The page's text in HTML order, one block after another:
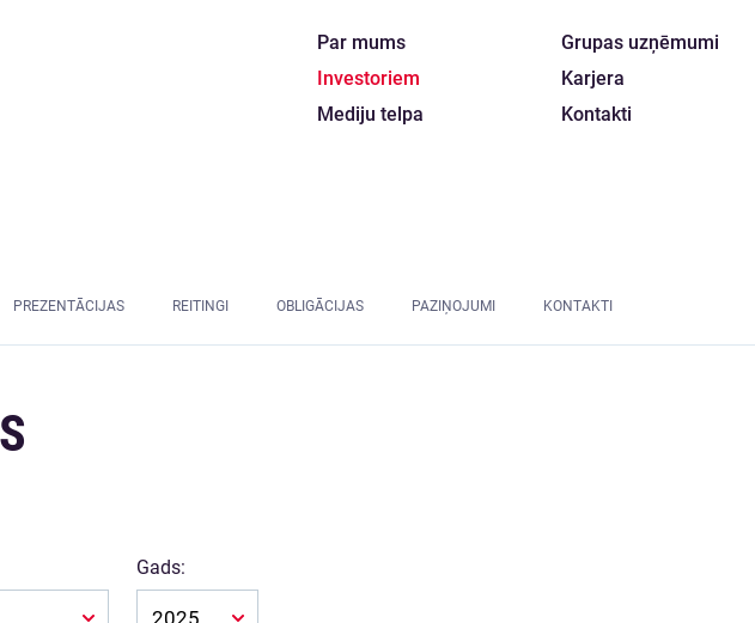
Par mums
Investoriem
Mediju telpa
Grupas uzņēmumi
Karjera
Kontakti
PREZENTĀCIJAS REITINGI OBLIGĀCIJAS PAZIŅOJUMI KONTAKTI
Gads: